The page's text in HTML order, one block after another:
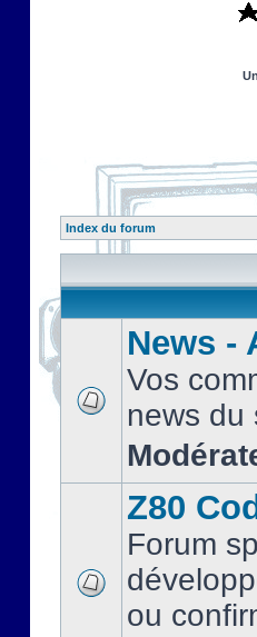
Index du forum
News -
Vos
news du
Z80
Forum
ou